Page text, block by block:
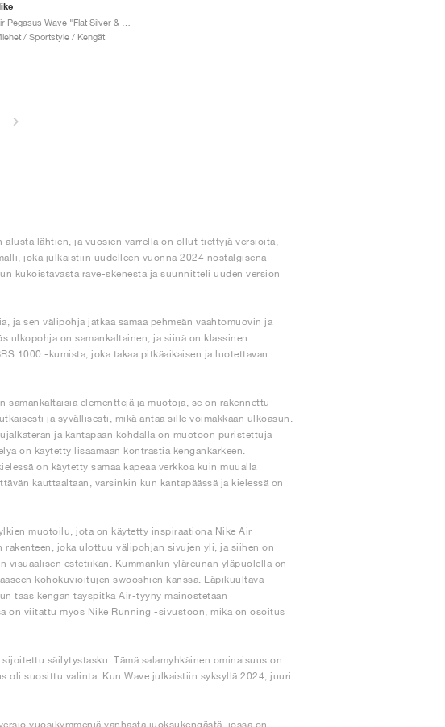
/ Sportstyle / Kengät
lähtien, ja vuosien varrella on ollut tiettyjä versioita,
joka julkaistiin uudelleen vuonna 2024 nostalgisena
kukoistavasta rave-skenestä ja suunnitteli uuden version
ja sen välipohja jatkaa samaa pehmeän vaahtomuovin ja
ulkopohja on samankaltainen, ja siinä on klassinen
1000 -kumista, joka takaa pitkäaikaisen ja luotettavan
elementtejä ja muotoja, se on rakennettu
ja syvällisesti, mikä antaa sille voimakkaan ulkoasun.
ja kantapään kohdalla on muotoon puristettuja
on käytetty lisäämään kontrastia kengänkärkeen.
on käytetty samaa kapeaa verkkoa kuin muualla
kauttaaltaan, varsinkin kun kantapäässä ja kielessä on
muotoilu, jota on käytetty inspiraationa Nike Air
rakenteen, joka ulottuu välipohjan sivujen yli, ja siihen on
estetiikan. Kummankin yläreunan yläpuolella on
kohokuvioitujen swooshien kanssa. Läpikuultava
taas kengän täyspitkä Air-tyyny mainostetaan
on viitattu myös Nike Running -sivustoon, mikä on osoitus
säilytystasku. Tämä salamyhkäinen ominaisuus on
oli suosittu valinta. Kun Wave julkaistiin syksyllä 2024, juuri
vuosikymmeniä vanhasta juoksukengästä, jossa on